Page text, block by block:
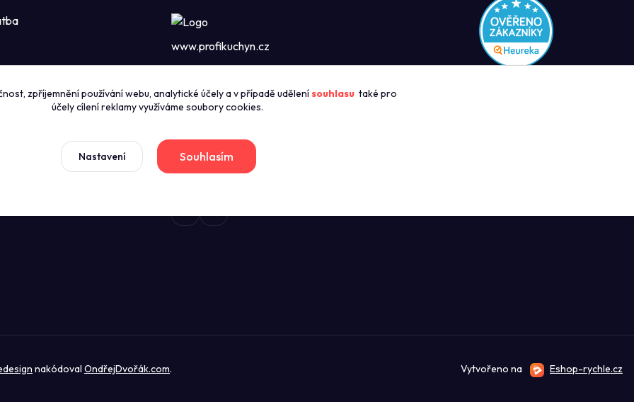
www.profikuchyn.cz
+420774421626
sales@profikuchyn.cz
nakódoval OndřejDvořák.com. Vytvořeno na Eshop-rychle.cz
zpříjemnění používání webu, analytické účely a v případě udělenísouhlasu také pro
účely cílení reklamy využíváme soubory cookies.
Nastavení Souhlasím